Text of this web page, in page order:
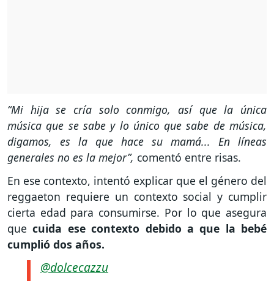
“Mi hija se cría solo conmigo, así que la única
música que se sabe y lo único que sabe de música,
digamos, es la que hace su mamá... En líneas
generales no es la mejor”, comentó entre risas.
En ese contexto, intentó explicar que el género del
reggaeton requiere un contexto social y cumplir
cierta edad para consumirse. Por lo que asegura
quecuida ese contexto debido a que la bebé
cumplió dos años.
@dolcecazzu